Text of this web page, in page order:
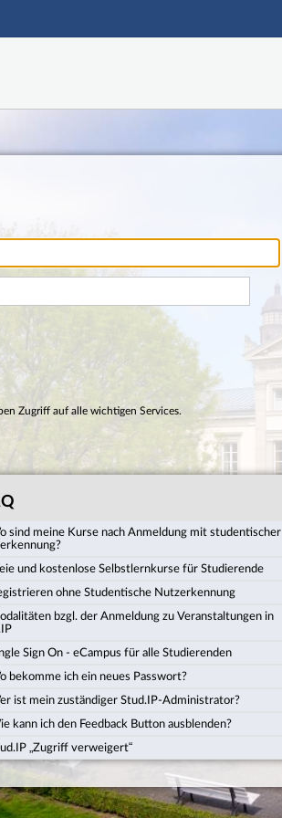
Hauptnavigation
Zugriff auf alle wichtigen Services.
sind meine Kurse nach Anmeldung mit studentischer
und kostenlose Selbstlernkurse für Studierende
ohne Studentische Nutzerkennung
bzgl. der Anmeldung zu Veranstaltungen in
Sign On - eCampus für alle Studierenden
bekomme ich ein neues Passwort?
ist mein zuständiger Stud.IP-Administrator?
kann ich den Feedback Button ausblenden?
„Zugriff verweigert“